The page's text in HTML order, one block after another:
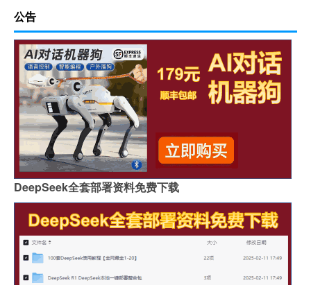
公告
DeepSeek全套部署资料免费下载